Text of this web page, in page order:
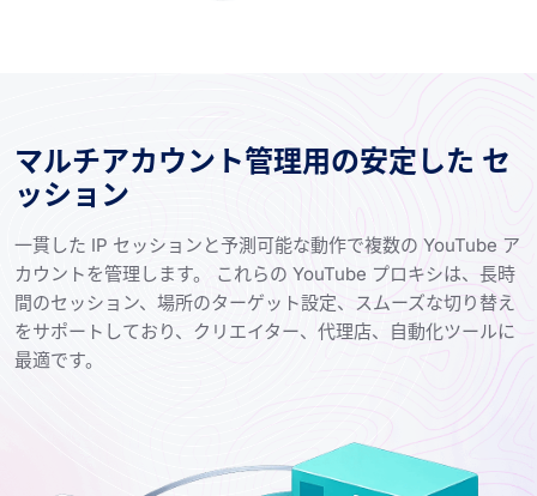
マルチアカウント管理用の安定した セ
ッション
一貫した IP セッションと予測可能な動作で複数の YouTube ア
カウントを管理します。 これらの YouTube プロキシは、長時
間のセッション、場所のターゲット設定、スムーズな切り替え
をサポートしており、クリエイター、代理店、自動化ツールに
最適です。